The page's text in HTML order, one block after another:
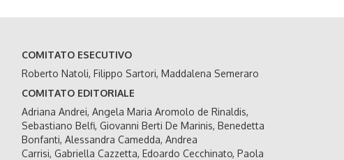
COMITATO ESECUTIVO
Roberto Natoli, Filippo Sartori, Maddalena Semeraro
COMITATO EDITORIALE
Adriana Andrei, Angela Maria Aromolo de Rinaldis,
Sebastiano Belfi, Giovanni Berti De Marinis, Benedetta
Bonfanti, Alessandra Camedda, Andrea
Carrisi, Gabriella Cazzetta, Edoardo Cecchinato, Paola